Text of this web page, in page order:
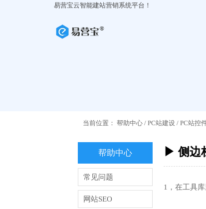
易营宝云智能建站营销系统平台！
当前位置： 帮助中心/ PC站建设/ PC站控
帮助中心
常见问题
网站SEO
▶ 侧边
1，在工具